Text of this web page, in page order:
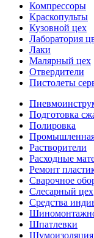
Компрессоры
Краскопульты
Кузовной цех
Лаборатория
Лаки
Малярный цех
Отвердители
Пистолеты
Подготовка
Полировка
Промышленная
Растворители
Расходные
Ремонт
Сварочное
Слесарный цех
Средства
Шпатлевки
Шумоизоляция